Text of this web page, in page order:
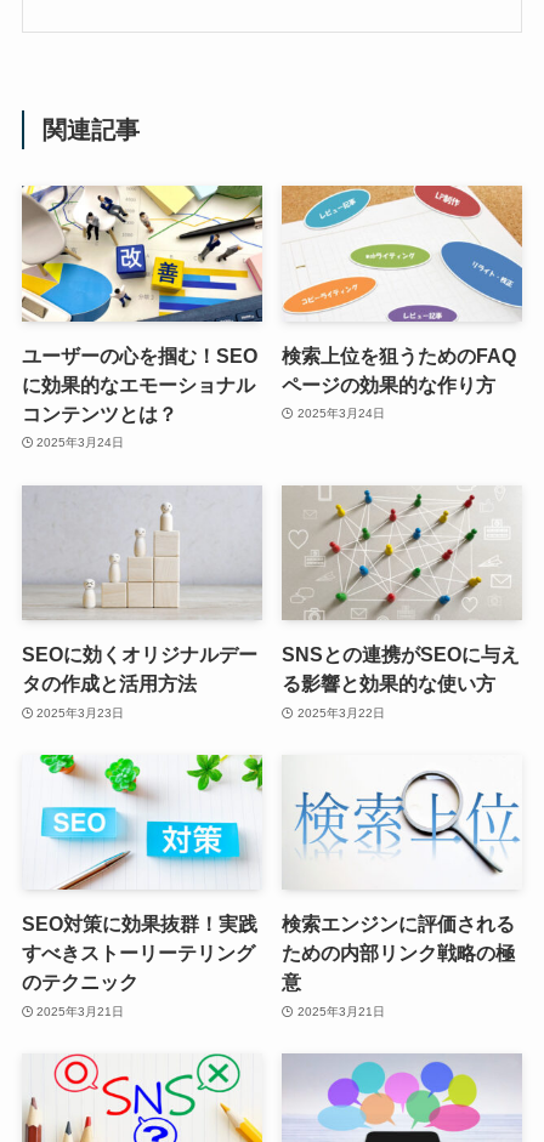
関連記事
ユーザーの心を掴む！SEO
に効果的なエモーショナル
コンテンツとは？
2025年3月24日
検索上位を狙うためのFAQ
ページの効果的な作り方
2025年3月24日
SEOに効くオリジナルデー
タの作成と活用方法
2025年3月23日
SNSとの連携がSEOに与え
る影響と効果的な使い方
2025年3月22日
SEO対策に効果抜群！実践
すべきストーリーテリング
のテクニック
2025年3月21日
検索エンジンに評価される
ための内部リンク戦略の極
意
2025年3月21日